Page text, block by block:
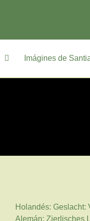
Imágines de
Holandés: Geslacht:
Alemán: Zierlisches